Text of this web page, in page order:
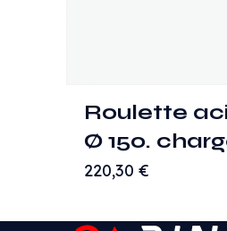
Roulette
Ø 150.
220,30€